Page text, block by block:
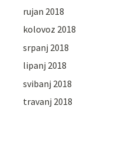
rujan 2018
kolovoz 2018
srpanj 2018
lipanj 2018
svibanj 2018
travanj 2018